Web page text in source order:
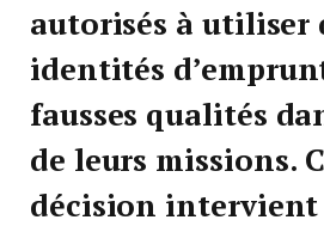
autorisés à utiliser
identités
fausses qualités
de leurs missions.
décision intervient